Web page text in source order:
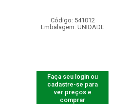
Código: 541012
Embalagem: UNIDADE
Faça seu login ou
cadastre-se para
ver preços e
comprar